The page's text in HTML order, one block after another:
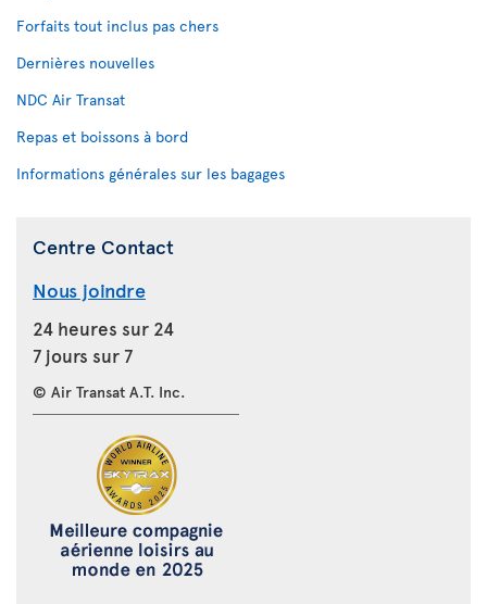
Forfaits tout inclus pas chers
Dernières nouvelles
NDC Air Transat
Repas et boissons à bord
Informations générales sur les bagages
Centre Contact
Nous joindre
24 heures sur 24
7 jours sur 7
© Air Transat A.T. Inc.